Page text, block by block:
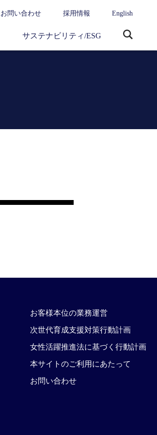
お問い合わせ 採用情報 English
サステナビリティ/ESG
お客様本位の業務運営
次世代育成支援対策行動計画
女性活躍推進法に基づく行動計画
本サイトのご利用にあたって
お問い合わせ